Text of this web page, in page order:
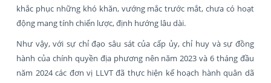
khắc phục những khó khăn, vướng mắc trước mắt, chưa có hoạt
động mang tính chiến lược, định hướng lâu dài.
Như vậy, với sự chỉ đạo sâu sát của cấp ủy, chỉ huy và sự đồng
hành của chính quyền địa phương nên năm 2023 và 6 tháng đầu
năm 2024 các đơn vị LLVT đã thực hiện kế hoạch hành quân dã